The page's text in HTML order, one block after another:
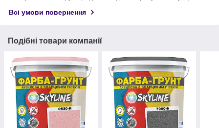
Всі умови повернення
Подібні товари компанії